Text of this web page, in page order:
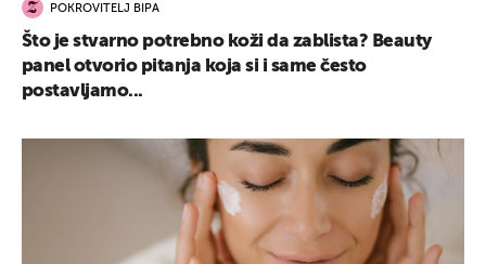
POKROVITELJ BIPA
Što je stvarno potrebno koži da zablista? Beauty
panel otvorio pitanja koja si i same često
postavljamo...